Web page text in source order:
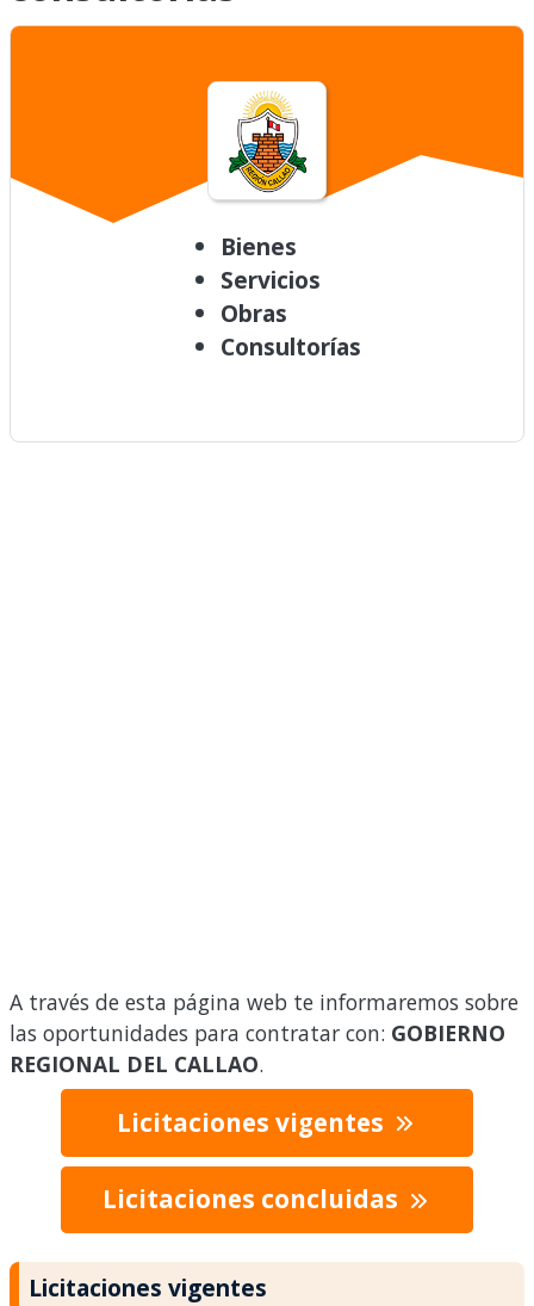
Bienes
Servicios
Obras
Consultorías
A través de esta página web te informaremos sobre
las oportunidades para contratar con: GOBIERNO
REGIONAL DEL CALLAO.
Licitaciones vigentes
Licitaciones concluidas
Licitaciones vigentes